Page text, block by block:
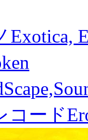
Exotica,
コード